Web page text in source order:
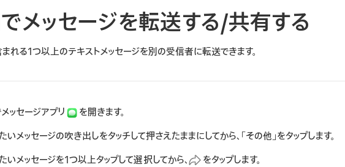
ガ
イ
ド
検
メッセージを転送する/共有する
まれる1つ以上のテキストメッセージを別の受信者に転送できます。
ッセージアプリ
を開きます。
いメッセージの吹き出しをタッチして押さえたままにしてから、「その他」をタップします。
いメッセージを1つ以上タップして選択してから、
をタップします。